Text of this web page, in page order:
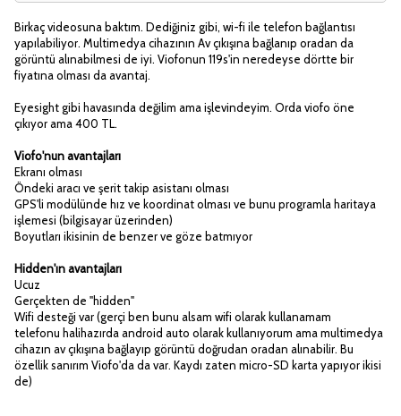
Birkaç videosuna baktım. Dediğiniz gibi, wi-fi ile telefon bağlantısı
yapılabiliyor. Multimedya cihazının Av çıkışına bağlanıp oradan da
görüntü alınabilmesi de iyi. Viofonun 119s'in neredeyse dörtte bir
fiyatına olması da avantaj.
Eyesight gibi havasında değilim ama işlevindeyim. Orda viofo öne
çıkıyor ama 400 TL.
Viofo'nun avantajları
Ekranı olması
Öndeki aracı ve şerit takip asistanı olması
GPS'li modülünde hız ve koordinat olması ve bunu programla haritaya
işlemesi (bilgisayar üzerinden)
Boyutları ikisinin de benzer ve göze batmıyor
Hidden'ın avantajları
Ucuz
Gerçekten de "hidden"
Wifi desteği var (gerçi ben bunu alsam wifi olarak kullanamam
telefonu halihazırda android auto olarak kullanıyorum ama multimedya
cihazın av çıkışına bağlayıp görüntü doğrudan oradan alınabilir. Bu
özellik sanırım Viofo'da da var. Kaydı zaten micro-SD karta yapıyor ikisi
de)